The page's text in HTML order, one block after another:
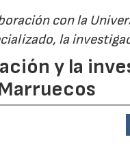
con la
la
y la